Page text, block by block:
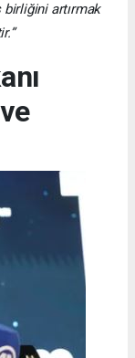
birliğini artırmak